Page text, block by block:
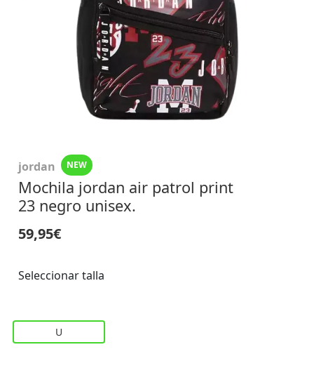
jordan NEW
Mochila jordan air patrol print
23 negro unisex.
59,95€
Seleccionar talla
U